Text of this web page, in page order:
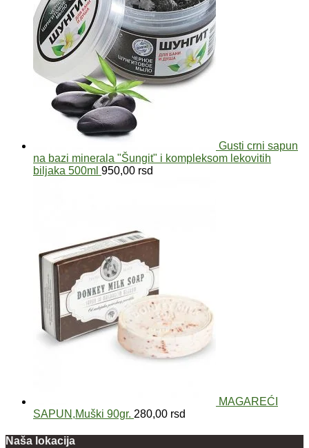
Gusti crni sapun
na bazi minerala "Šungit" i kompleksom lekovitih
biljaka 500ml 950,00 rsd
MAGAREĆI
SAPUN,Muški 90gr. 280,00 rsd
Naša lokacija